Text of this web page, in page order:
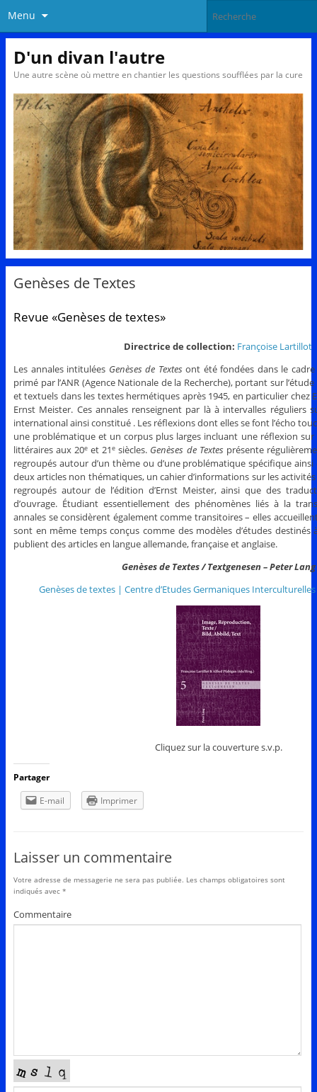
Menu
D'un divan l'autre
Une autre scène où mettre en chantier les questions soufflées par la cure
Genèses de Textes
Revue «Genèses de textes»
Directrice de collection: Françoise Lartillot
Les annales intitulées Genèses de Textesont été fondées dans le cadre
primé par l’ANR (Agence Nationale de la Recherche), portant sur
et textuels dans les textes hermétiques après 1945, en particulier chez
Ernst Meister. Ces annales renseignent par là à intervalles réguliers
international ainsi constitué . Les réflexions dont elles se font l’écho
une problématique et un corpus plus larges incluant une réflexion sur
littéraires aux 20e et 21e siècles. Genèses de Textesprésente
regroupés autour d’un thème ou d’une problématique spécifique
deux articles non thématiques, un cahier d’informations sur les
regroupés autour de l’édition d’Ernst Meister, ainsi que des
d’ouvrage. Étudiant essentiellement des phénomènes liés à la
annales se considèrent également comme transitoires – elles
sont en même temps conçus comme des modèles d’études destinés
publient des articles en langue allemande, française et anglaise.
Genèses de Textes / Textgenesen – Peter Lang
Genèses de textes | Centre d’Etudes Germaniques Interculturelles
Cliquez sur la couverture s.v.p.
Partager
E-mail
Imprimer
Laisser un commentaire
Votre adresse de messagerie ne sera pas publiée. Les champs obligatoires sont
indiqués avec *
Commentaire